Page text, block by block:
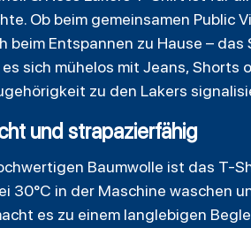
Ob beim gemeinsamen Public
beim Entspannen zu Hause –
sich mühelos mit Jeans,
zu den Lakers
und strapazierfähig
Baumwolle ist das T-
30°C in der Maschine waschen
es zu einem langlebigen